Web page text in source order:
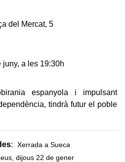
del Mercat, 5
juny, a les 19:30h
espanyola i impulsant
tindrà futur el poble
:
Xerrada a Sueca
dijous 22 de gener